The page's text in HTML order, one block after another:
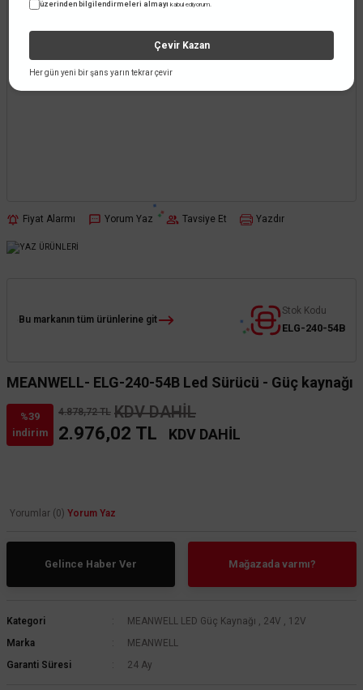
Fiyat Alarmı Yorum Yaz Tavsiye Et Yazdır
Bu markanın tüm ürünlerine git
Stok Kodu
ELG-240-54B
MEANWELL- ELG-240-54B Led Sürücü - Güç kaynağı
%39
indirim
4.878,72 TL KDV DAHİL
2.976,02 TL KDV DAHİL
Yorumlar (0) Yorum Yaz
Gelince Haber Ver Mağazada varmı?
Kategori MEANWELL LED Güç Kaynağı 24V
12V
Marka
MEANWELL
Garanti Süresi
24 Ay
üzerinden bilgilendirmeleri almayı kabul ediyorum.
Çevir Kazan
Her gün yeni bir şans yarın tekrar çevir